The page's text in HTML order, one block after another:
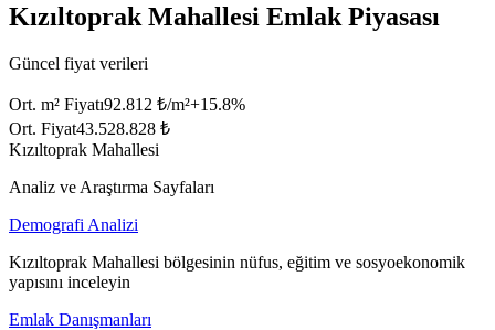
Kızıltoprak Mahallesi Emlak Piyasası
Güncel fiyat verileri
Ort. m² Fiyatı92.812 ₺/m²+15.8%
Ort. Fiyat43.528.828 ₺
Kızıltoprak Mahallesi
Analiz ve Araştırma Sayfaları
Demografi Analizi
Kızıltoprak Mahallesi bölgesinin nüfus, eğitim ve sosyoekonomik
yapısını inceleyin
Emlak Danışmanları